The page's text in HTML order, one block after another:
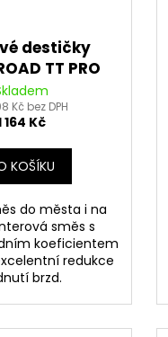
destičky
TT PRO
NEWFREN (2
balení)
Kč bez DPH
164 Kč
KOŠÍKU
do města i na
směs s
koeficientem
redukce
brzd.